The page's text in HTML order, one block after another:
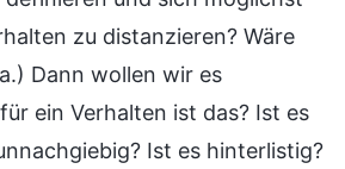
zu distanzieren? Wäre
Dann wollen wir es
ein Verhalten ist das? Ist es
Ist es hinterlistig?